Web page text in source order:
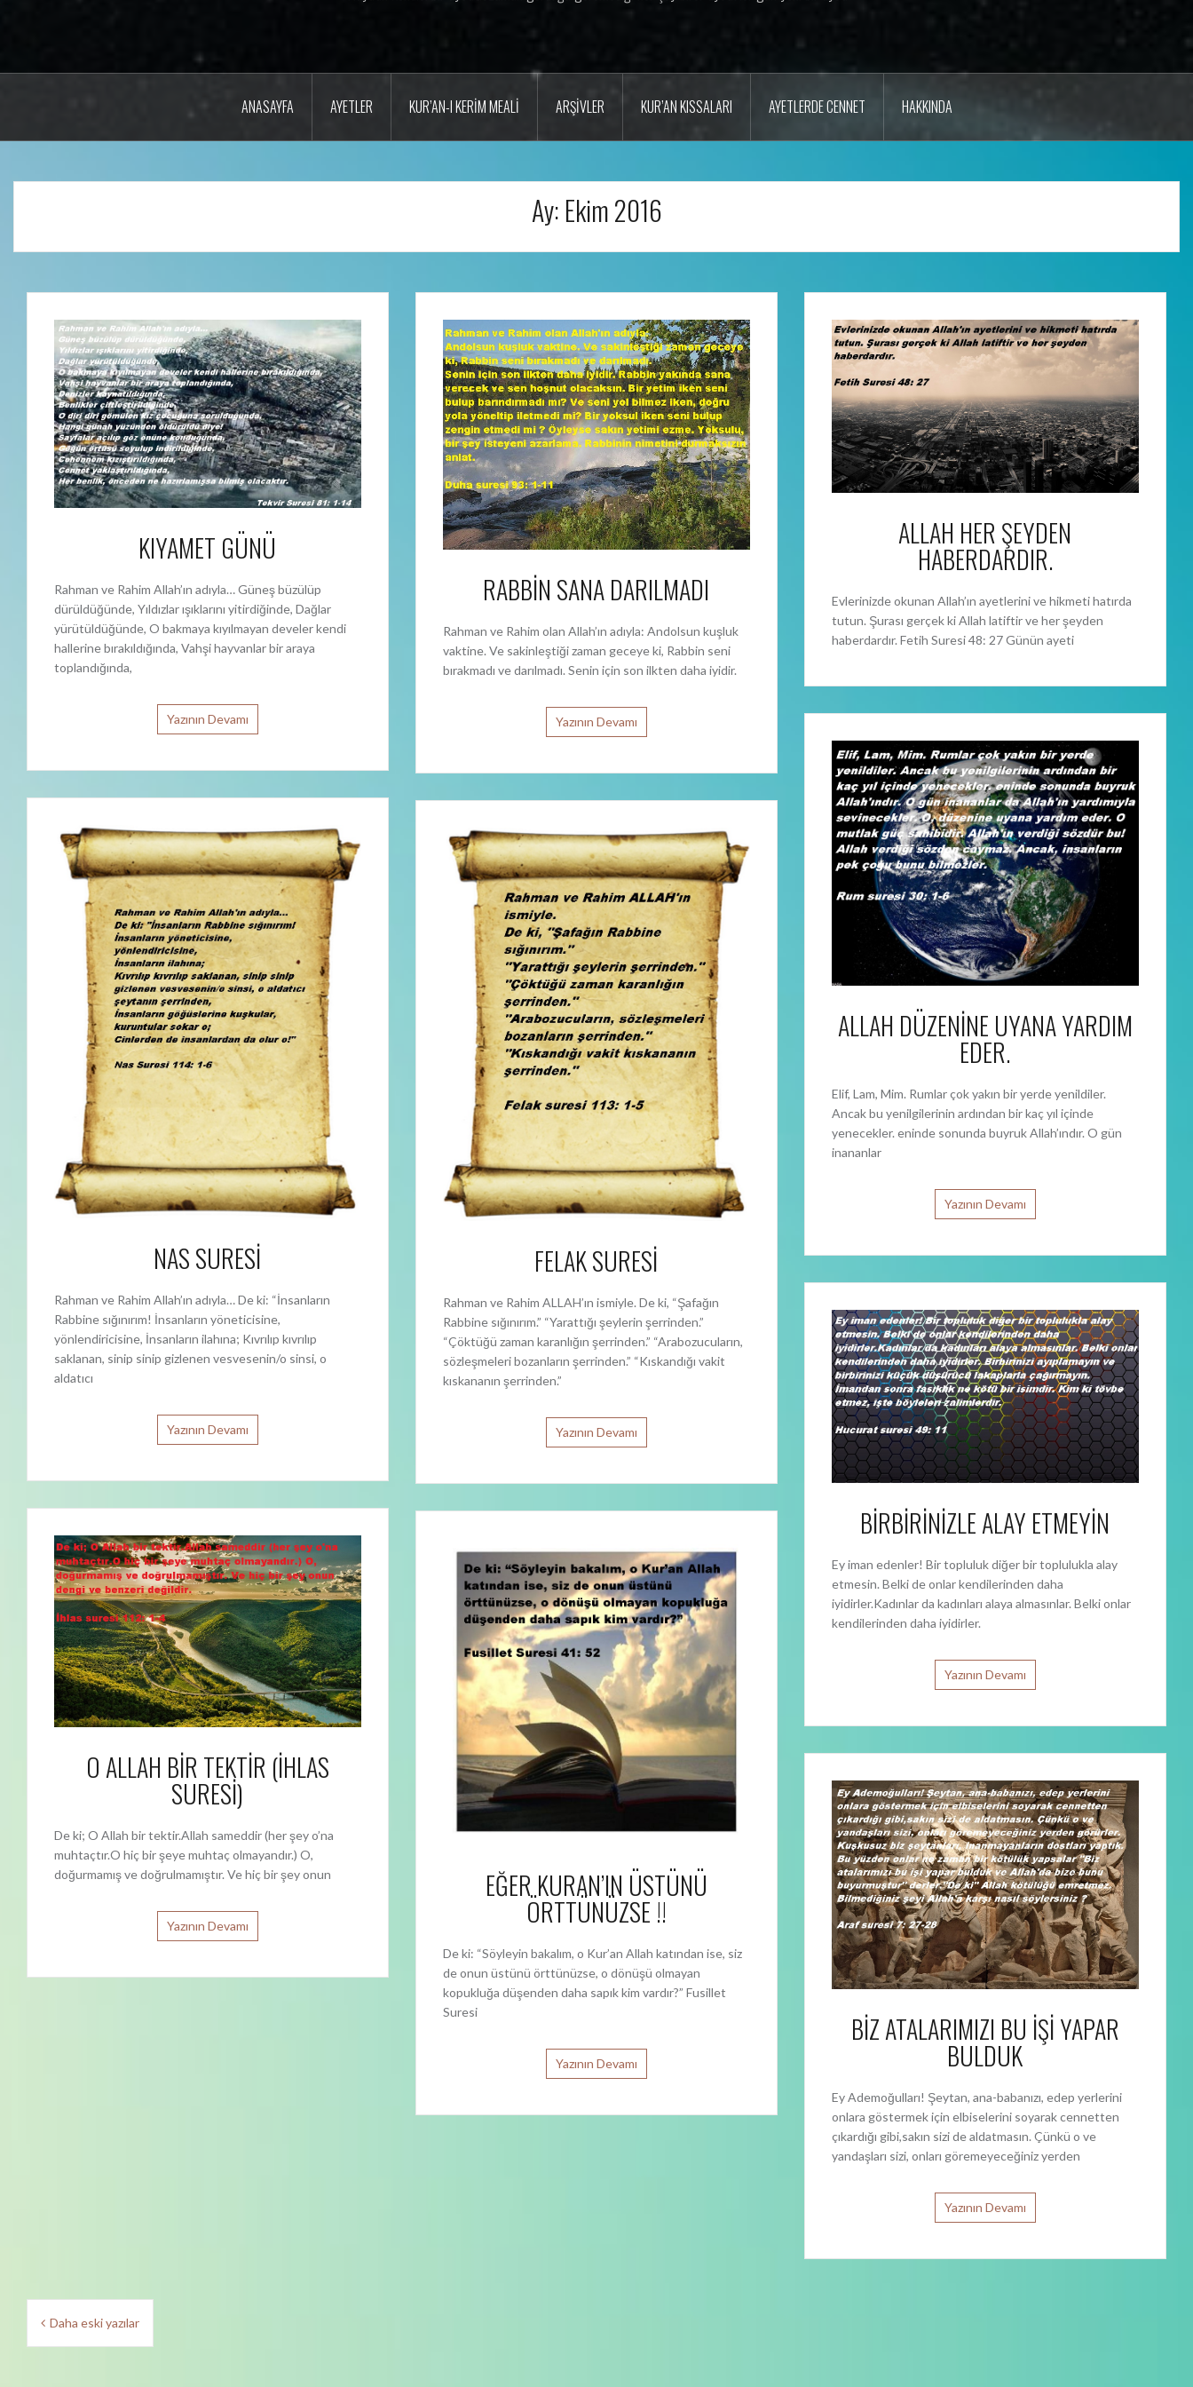
ANASAYFA AYETLER KUR’AN-I KERIM MEALI ARŞIVLER KUR’AN KISSALARI AYETLERDE CENNET HAKKINDA
Ay: Ekim 2016
KIYAMET GÜNÜ
Rahman ve Rahim Allah’ın adıyla… Güneş büzülüp
dürüldüğünde, Yıldızlar ışıklarını yitirdiğinde, Dağlar
yürütüldüğünde, O bakmaya kıyılmayan develer kendi
hallerine bırakıldığında, Vahşi hayvanlar bir araya
toplandığında,
Yazının Devamı
RABBİN SANA DARILMADI
Rahman ve Rahim olan Allah’ın adıyla: Andolsun kuşluk
vaktine. Ve sakinleştiği zaman geceye ki, Rabbin seni
bırakmadı ve darılmadı. Senin için son ilkten daha iyidir.
Yazının Devamı
ALLAH HER ŞEYDEN
HABERDARDIR.
Evlerinizde okunan Allah’ın ayetlerini ve hikmeti hatırda
tutun. Şurası gerçek ki Allah latiftir ve her şeyden
haberdardır. Fetih Suresi 48: 27 Günün ayeti
ALLAH DÜZENİNE UYANA YARDIM
EDER.
Elif, Lam, Mim. Rumlar çok yakın bir yerde yenildiler.
Ancak bu yenilgilerinin ardından bir kaç yıl içinde
yenecekler. eninde sonunda buyruk Allah’ındır. O gün
inananlar
Yazının Devamı
NAS SURESİ
Rahman ve Rahim Allah’ın adıyla… De ki: “İnsanların
Rabbine sığınırım! İnsanların yöneticisine,
yönlendiricisine, İnsanların ilahına; Kıvrılıp kıvrılıp
saklanan, sinip sinip gizlenen vesvesenin/o sinsi, o
aldatıcı
Yazının Devamı
FELAK SURESİ
Rahman ve Rahim ALLAH’ın ismiyle. De ki, “Şafağın
Rabbine sığınırım.” “Yarattığı şeylerin şerrinden.”
“Çöktüğü zaman karanlığın şerrinden.” “Arabozucuların,
sözleşmeleri bozanların şerrinden.” “Kıskandığı vakit
kıskananın şerrinden.”
Yazının Devamı
BİRBİRİNİZLE ALAY ETMEYİN
Ey iman edenler! Bir topluluk diğer bir toplulukla alay
etmesin. Belki de onlar kendilerinden daha
iyidirler.Kadınlar da kadınları alaya almasınlar. Belki onlar
kendilerinden daha iyidirler.
Yazının Devamı
O ALLAH BİR TEKTİR (İHLAS
SURESİ)
De ki; O Allah bir tektir.Allah sameddir (her şey o’na
muhtaçtır.O hiç bir şeye muhtaç olmayandır.) O,
doğurmamış ve doğrulmamıştır. Ve hiç bir şey onun
Yazının Devamı
EĞER KURAN’IN ÜSTÜNÜ
ÖRTTÜNÜZSE !!
De ki: “Söyleyin bakalım, o Kur’an Allah katından ise, siz
de onun üstünü örttünüzse, o dönüşü olmayan
kopukluğa düşenden daha sapık kim vardır?” Fusillet
Suresi
Yazının Devamı
BİZ ATALARIMIZI BU İŞİ YAPAR
BULDUK
Ey Ademoğulları! Şeytan, ana-babanızı, edep yerlerini
onlara göstermek için elbiselerini soyarak cennetten
çıkardığı gibi,sakın sizi de aldatmasın. Çünkü o ve
yandaşları sizi, onları göremeyeceğiniz yerden
Yazının Devamı
a
Daha eski yazılar